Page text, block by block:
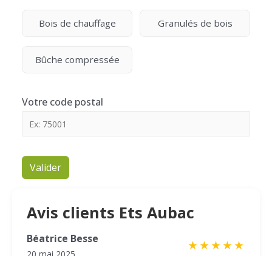
Bois de chauffage Granulés de bois
Bûche compressée
Votre code postal
Valider
Avis clients Ets Aubac
Béatrice Besse ★★★★★